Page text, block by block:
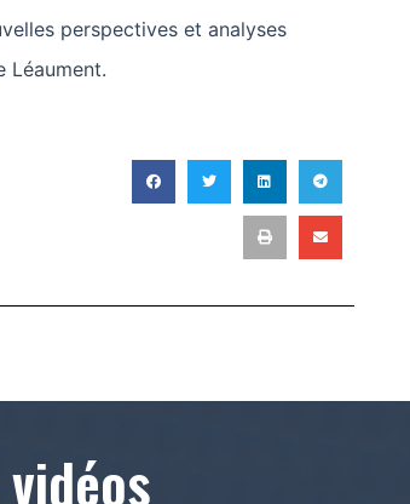
perspectives et analyses
Léaument.